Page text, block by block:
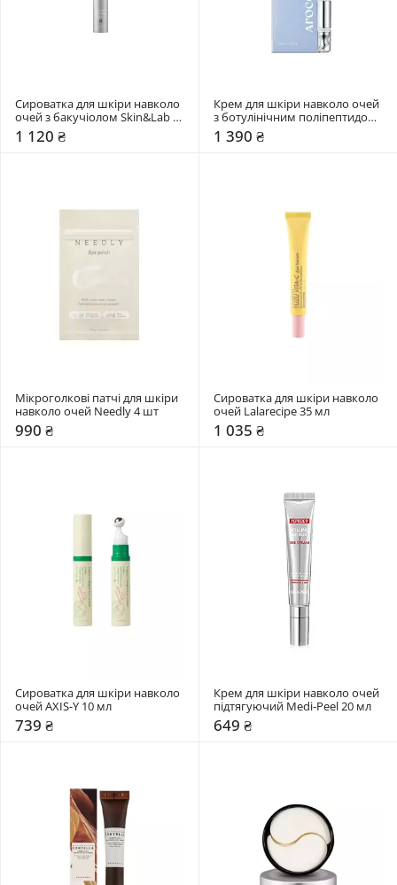
Сироватка для шкіри навколо
очей з бакучіолом Skin&Lab
15 мл
1 120 ₴
Крем для шкіри навколо очей
з ботулінічним поліпептидом
Arocell 15 мл
1 390 ₴
Мікроголкові патчі для шкіри
навколо очей Needly 4 шт
990 ₴
Сироватка для шкіри навколо
очей Lalarecipe 35 мл
1 035 ₴
Сироватка для шкіри навколо
очей AXIS-Y 10 мл
739 ₴
Крем для шкіри навколо очей
підтягуючий Medi-Peel 20 мл
649 ₴